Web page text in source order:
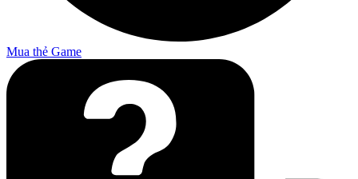
Mua thẻ Game